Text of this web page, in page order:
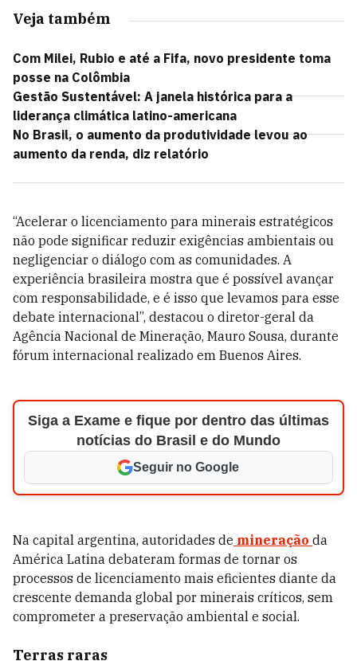
Veja também
Com Milei, Rubio e até a Fifa, novo presidente toma
posse na Colômbia
Gestão Sustentável: A janela histórica para a
liderança climática latino-americana
No Brasil, o aumento da produtividade levou ao
aumento da renda, diz relatório
“Acelerar o licenciamento para minerais estratégicos
não pode significar reduzir exigências ambientais ou
negligenciar o diálogo com as comunidades. A
experiência brasileira mostra que é possível avançar
com responsabilidade, e é isso que levamos para esse
debate internacional”, destacou o diretor-geral da
Agência Nacional de Mineração, Mauro Sousa, durante
fórum internacional realizado em Buenos Aires.
Siga a Exame e fique por dentro das últimas
notícias do Brasil e do Mundo
Seguir no Google
Na capital argentina, autoridades de mineração da
América Latina debateram formas de tornar os
processos de licenciamento mais eficientes diante da
crescente demanda global por minerais críticos, sem
comprometer a preservação ambiental e social.
Terras raras